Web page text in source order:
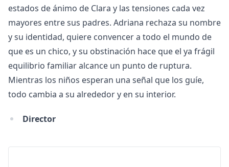
estados de ánimo de Clara y las tensiones cada vez
mayores entre sus padres. Adriana rechaza su nombre
y su identidad, quiere convencer a todo el mundo de
que es un chico, y su obstinación hace que el ya frágil
equilibrio familiar alcance un punto de ruptura.
Mientras los niños esperan una señal que los guíe,
todo cambia a su alrededor y en su interior.
Director